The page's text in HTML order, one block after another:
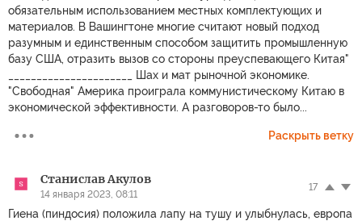
обязательным использованием местных комплектующих и
материалов. В Вашингтоне многие считают новый подход
разумным и единственным способом защитить промышленную
базу США, отразить вызов со стороны преуспевающего Китая"
______________________ Шах и мат рыночной экономике.
"Свободная" Америка проиграла коммунистическому Китаю в
экономической эффективности. А разговоров-то было...
Раскрыть ветку
Станислав Акулов
14 января 2023, 08:11
17
Гиена (пиндосия) положила лапу на тушу и улыбнулась, европа